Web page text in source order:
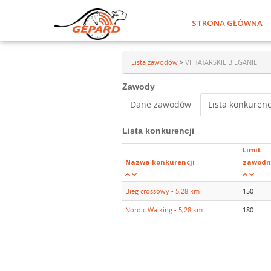
STRONA GŁÓWNA
Lista zawodów > VII TATARSKIE BIEGANIE
Zawody
Dane zawodów Lista
Lista konkurencji
Nazwa konkurencji
Limit
Bieg crossowy - 5,28 km 150
Nordic Walking - 5,28 km 180